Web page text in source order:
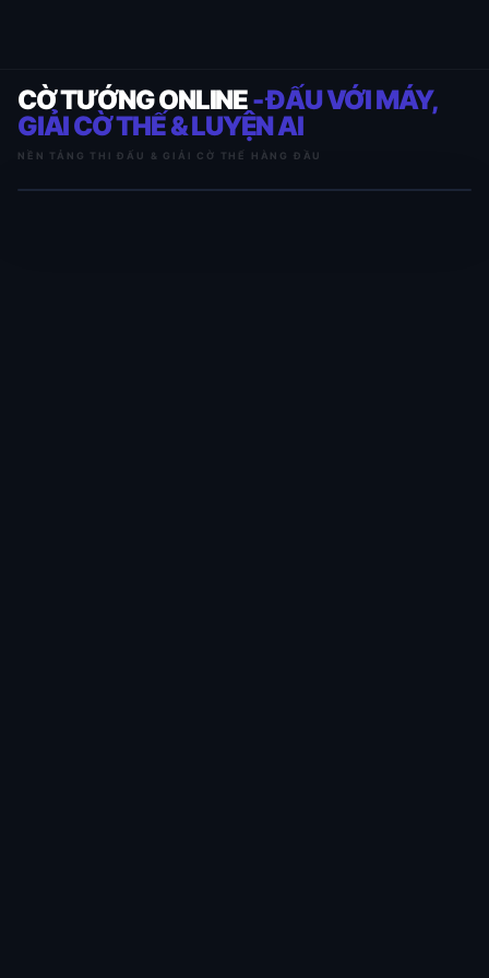
CỜ TƯỚNG ONLINE- ĐẤU VỚI MÁY,
GIẢI CỜ THẾ & LUYỆN AI
NỀN TẢNG THI ĐẤU & GIẢI CỜ THẾ HÀNG ĐẦU